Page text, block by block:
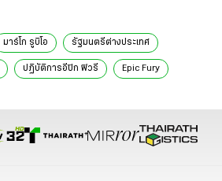
มาร์โก รูบิโอ รัฐมนตรีต่างประเทศ
ปฏิบัติการอีปิก ฟิวรี Epic Fury